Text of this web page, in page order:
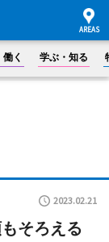
く 学ぶ・知る
2023.02.21
そろえる